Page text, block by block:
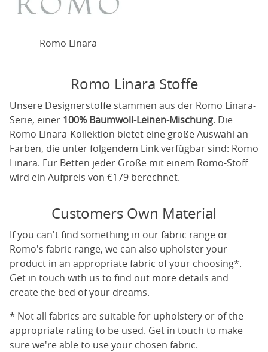
Romo Linara
Romo Linara Stoffe
Unsere Designerstoffe stammen aus der Romo Linara-
Serie, einer 100% Baumwoll-Leinen-Mischung. Die
Romo Linara-Kollektion bietet eine große Auswahl an
Farben, die unter folgendem Link verfügbar sind: Romo
Linara. Für Betten jeder Größe mit einem Romo-Stoff
wird ein Aufpreis von €179 berechnet.
Customers Own Material
If you can't find something in our fabric range or
Romo's fabric range, we can also upholster your
product in an appropriate fabric of your choosing*.
Get in touch with us to find out more details and
create the bed of your dreams.
* Not all fabrics are suitable for upholstery or of the
appropriate rating to be used. Get in touch to make
sure we're able to use your chosen fabric.